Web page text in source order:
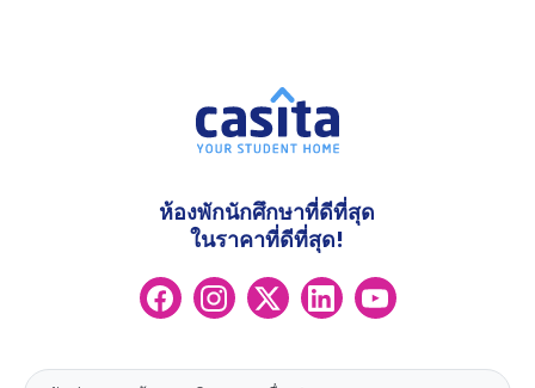
ห้องพักนักศึกษาที่ดีที่สุด
ในราคาที่ดีที่สุด!